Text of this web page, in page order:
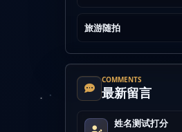
旅游随拍
COMMENTS
最新留言
姓名测试打分